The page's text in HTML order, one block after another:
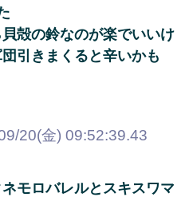
殻の鈴なのが楽でいいけ
引きまくると辛いかも
20(金) 09:52:39.43
モロバレルとスキスワマ